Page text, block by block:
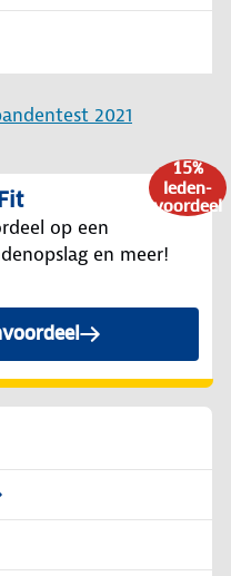
2021
15%
leden-
voordeel
op een
en meer!